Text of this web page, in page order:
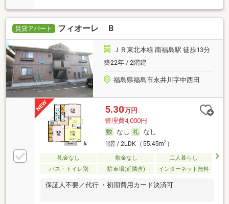
賃貸アパート フィオーレ Ｂ
ＪＲ東北本線 南福島駅 徒歩13分
築22年 / 2階建
福島県福島市永井川字中西田
5.30万円
管理費4,000円
なし
なし
1階 / 2LDK（55.45m2）
礼金なし 敷金なし
二人暮らし
バス・トイレ別
駐車場(近隣含) インターネット無料
保証人不要／代行 ・初期費用カード決済可